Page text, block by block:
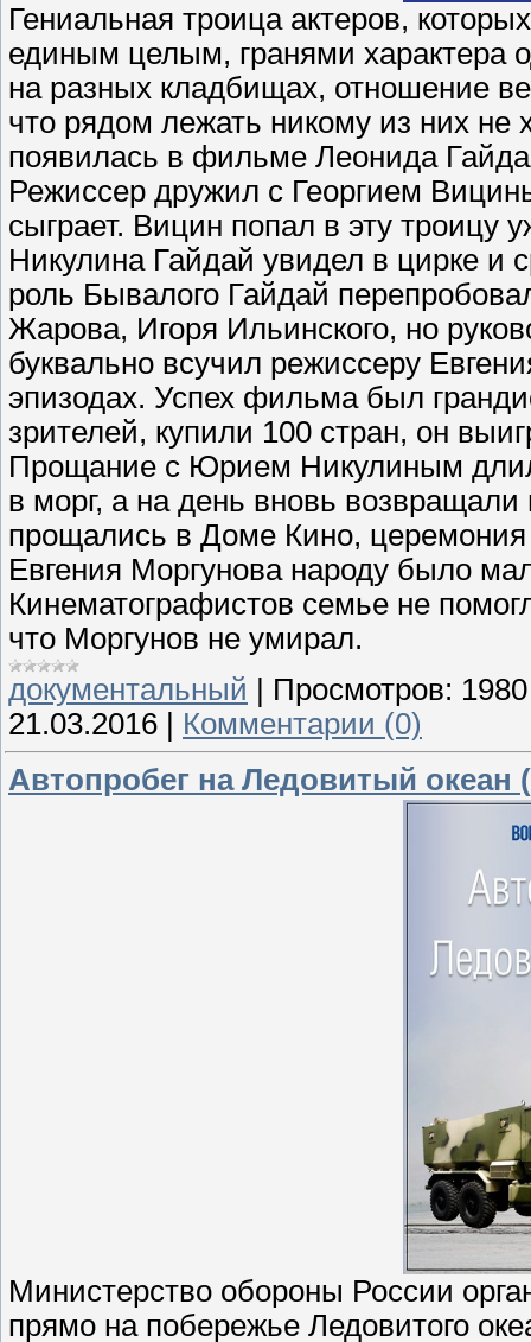
Гениальная троица актеров,
единым целым, гранями характера
на разных кладбищах, отношение
что рядом лежать никому из них не
появилась в фильме Леонида
Режиссер дружил с Георгием
сыграет. Вицин попал в эту троицу
Никулина Гайдай увидел в цирке и
роль Бывалого Гайдай
Жарова, Игоря Ильинского, но
буквально всучил режиссеру
эпизодах. Успех фильма был
зрителей, купили 100 стран, он
Прощание с Юрием Никулиным
в морг, а на день вновь
прощались в Доме Кино,
Евгения Моргунова народу было
Кинематографистов семье не
что Моргунов не умирал.
документальный | Просмотров: 1980
21.03.2016 | Комментарии (0)
Автопробег на Ледовитый океан
Министерство обороны России
прямо на побережье Ледовитого